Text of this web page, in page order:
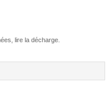
lire la décharge.